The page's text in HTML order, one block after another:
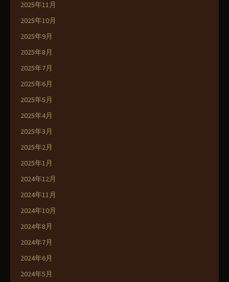
2025年11月
2025年10月
2025年9月
2025年8月
2025年7月
2025年6月
2025年5月
2025年4月
2025年3月
2025年2月
2025年1月
2024年12月
2024年11月
2024年10月
2024年8月
2024年7月
2024年6月
2024年5月